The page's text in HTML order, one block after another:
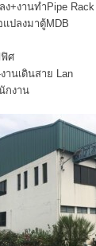
+งานทำPipe Rack
ปลงมาตู้MDB
ฟิศ
านเดินสาย Lan
กงาน